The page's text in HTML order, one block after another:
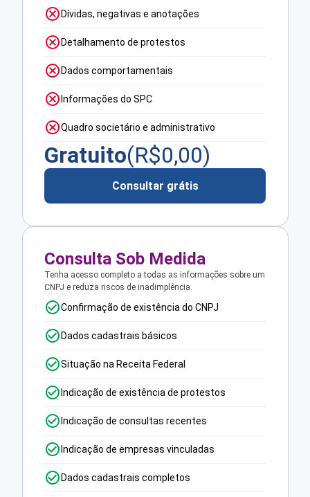
Dívidas, negativas e anotações
Detalhamento de protestos
Dados comportamentais
Informações do SPC
Quadro societário e administrativo
Gratuito(R$0,00)
Consultar grátis
Consulta Sob Medida
Tenha acesso completo a todas as informações sobre um
CNPJ e reduza riscos de inadimplência.
Confirmação de existência do CNPJ
Dados cadastrais básicos
Situação na Receita Federal
Indicação de existência de protestos
Indicação de consultas recentes
Indicação de empresas vinculadas
Dados cadastrais completos